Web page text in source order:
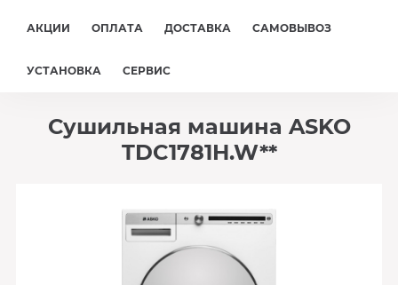
АКЦИИ ОПЛАТА ДОСТАВКА САМОВЫВОЗ
УСТАНОВКА СЕРВИС
Сушильная машина ASKO
TDC1781H.W**